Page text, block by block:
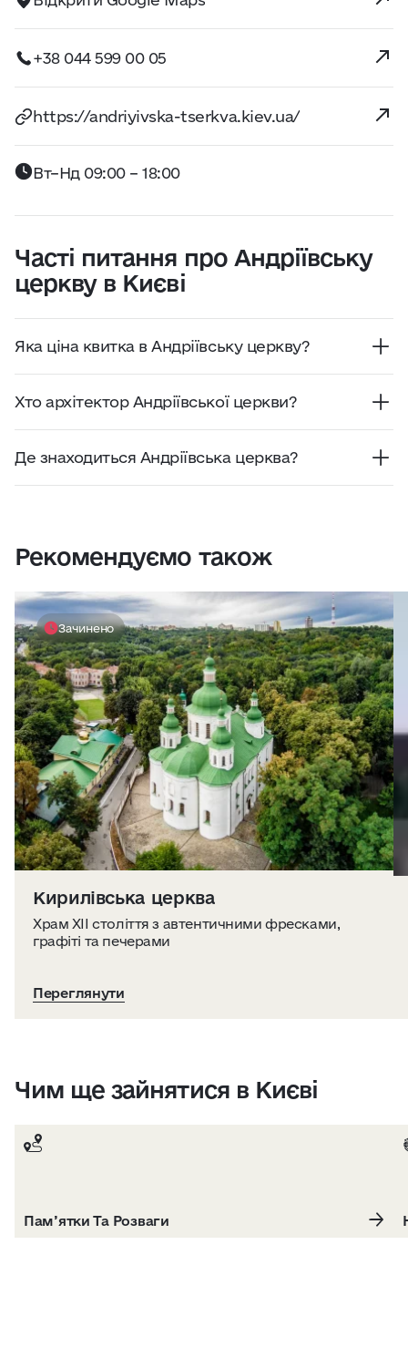
+38 044 599 00 05
https://andriyivska-tserkva.kiev.ua/
Вт–Нд 09:00 – 18:00
Часті питання про Андріївську
церкву в Києві
Яка ціна квитка в Андріївську церкву?
Вартість входу становить 100 грн для дорослих
та 50 грн для школярів і студентів.
Хто архітектор Андріївської церкви?
Архітектором Андріївської церкви є видатний
італійський архітектор Бартоломео Растреллі.
Де знаходиться Андріївська церква?
Андріїська церква розташована у Подільському
Рекомендуємо також
Зачинено
Кирилівська церква
Храм XII століття з автентичними фресками,
графіті та печерами
Переглянути
Чим ще зайнятися в Києві
Пам’ятки Та Розваги